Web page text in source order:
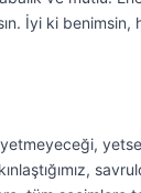
İyi ki benimsin,